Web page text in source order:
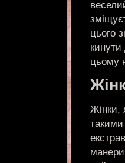
цього
кинути
цьому
Жінки,
манери